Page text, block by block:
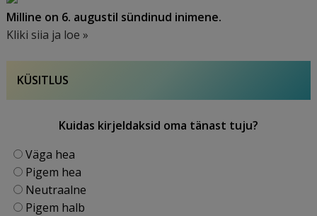
Milline on 6. augustil sündinud inimene.
Kliki siia ja loe »
KÜSITLUS
Kuidas kirjeldaksid oma tänast tuju?
Väga hea
Pigem hea
Neutraalne
Pigem halb